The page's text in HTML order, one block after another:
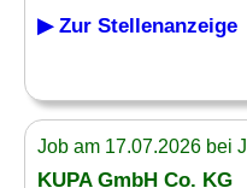
▶ Zur Stellenanzeige
Job am 17.07.2026 bei
KUPA GmbH Co. KG